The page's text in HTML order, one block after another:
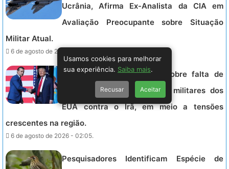
Ucrânia, Afirma Ex-Analista da CIA em
Avaliação Preocupante sobre Situação
Militar Atual.
6 de agosto de 2026 - 02:41.
Trump cobra explicações sobre falta de
munições que limita ações militares dos
EUA contra o Irã, em meio a tensões
crescentes na região.
6 de agosto de 2026 - 02:05.
Pesquisadores Identificam Espécie de
Usamos cookies para melhorar
sua experiência. Saiba mais.
Recusar Aceitar